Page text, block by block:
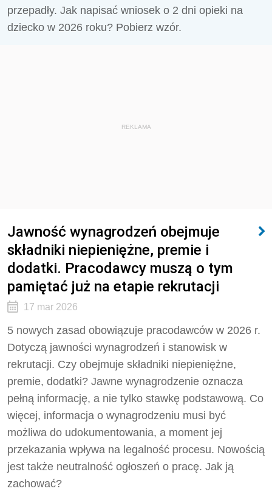
przepadły. Jak napisać wniosek o 2 dni opieki na
dziecko w 2026 roku? Pobierz wzór.
REKLAMA
Jawność wynagrodzeń obejmuje
składniki niepieniężne, premie i
dodatki. Pracodawcy muszą o tym
pamiętać już na etapie rekrutacji
17 mar 2026
5 nowych zasad obowiązuje pracodawców w 2026 r.
Dotyczą jawności wynagrodzeń i stanowisk w
rekrutacji. Czy obejmuje składniki niepieniężne,
premie, dodatki? Jawne wynagrodzenie oznacza
pełną informację, a nie tylko stawkę podstawową. Co
więcej, informacja o wynagrodzeniu musi być
możliwa do udokumentowania, a moment jej
przekazania wpływa na legalność procesu. Nowością
jest także neutralność ogłoszeń o pracę. Jak ją
zachować?